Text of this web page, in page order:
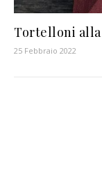
Tortelloni
25 Febbraio 2022